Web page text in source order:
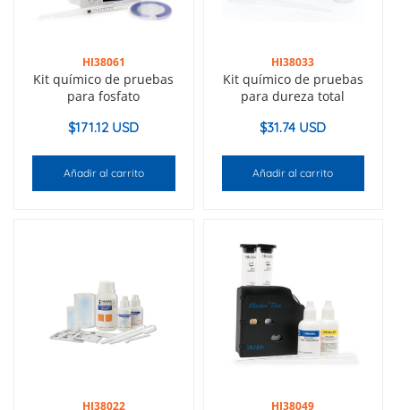
HI38061
Kit químico de pruebas
para fosfato
$171.12 USD
Añadir al carrito
HI38033
Kit químico de pruebas
para dureza total
$31.74 USD
Añadir al carrito
HI38022 HI38049